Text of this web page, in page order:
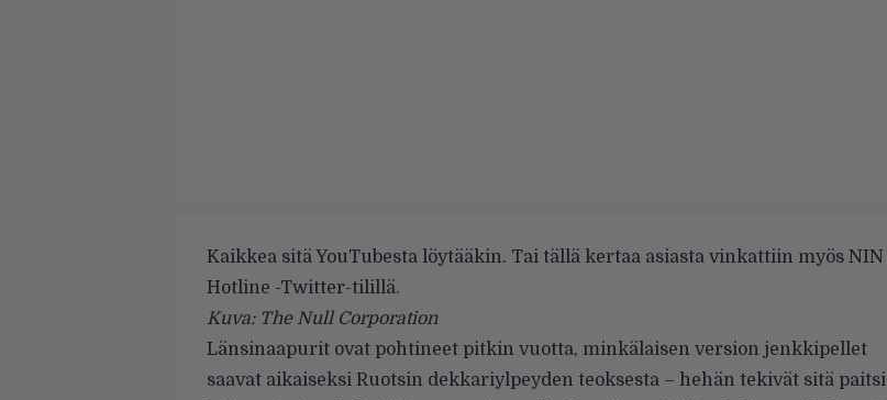
Kaikkea sitä YouTubesta löytääkin. Tai tällä kertaa asiasta vinkattiin myös NIN
Hotline -Twitter-tilillä.
Kuva: The Null Corporation
Länsinaapurit ovat pohtineet pitkin vuotta, minkälaisen version jenkkipellet
saavat aikaiseksi Ruotsin dekkariylpeyden teoksesta – hehän tekivät sitä paitsi